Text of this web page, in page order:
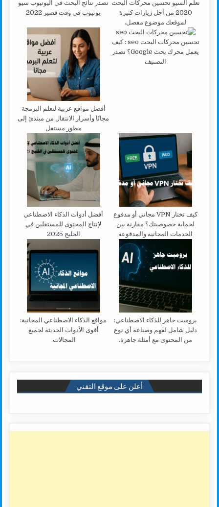
تعلم السيو تحسين محركات البحث
2020 من أجل زيارات كثيرة
لموقعك موضوع مفصل.
تصدر نتائج البحث في اليوتيوب سيو
يوتيوب في وقت قصير 2022
تحسين محركات البحث seo : كيف
يعمل محرك بحث Google؟ تصدر
التصنيف
أفضل مواقع عربية لتعلم البرمجة
مجانًا وأسرار الانتقال من مبتدئ إلى
مطور مستقل
كيف تختار VPN مجاني أو مدفوع
لحماية خصوصيتك؟ مقارنة بين
الخدمات المجانية والمدفوعة
أفضل أدوات الذكاء الاصطناعي
لإنتاج المحتوى للمستقلين في
الخليج 2025
برومبت جاهز للذكاء الاصطناعي:
دليل شامل لفهم وصناعة أي نوع
من المحتوى مع أمثلة جاهزة.
مواقع الذكاء الاصطناعي المجانية:
أقوى الأدوات الحديثة لجميع
المجالات.
أعلن على موقع التقني